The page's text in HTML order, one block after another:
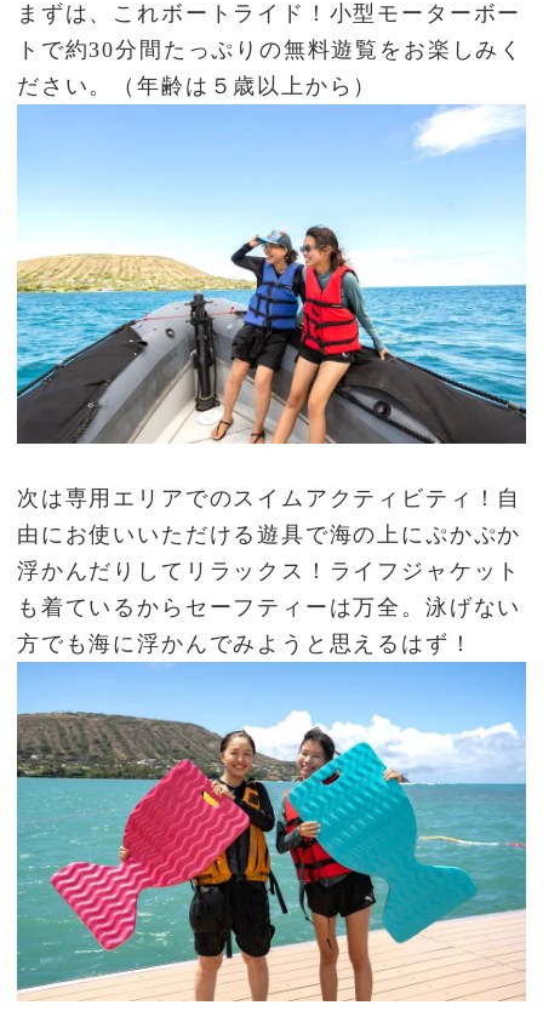
まずは、これボートライド！小型モーターボー
トで約30分間たっぷりの無料遊覧をお楽しみく
ださい。（年齢は５歳以上から）
次は専用エリアでのスイムアクティビティ！自
由にお使いいただける遊具で海の上にぷかぷか
浮かんだりしてリラックス！ライフジャケット
も着ているからセーフティーは万全。泳げない
方でも海に浮かんでみようと思えるはず！